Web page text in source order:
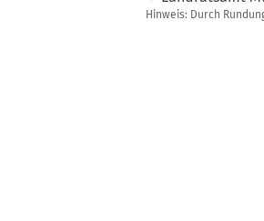
Hinweis: Durch